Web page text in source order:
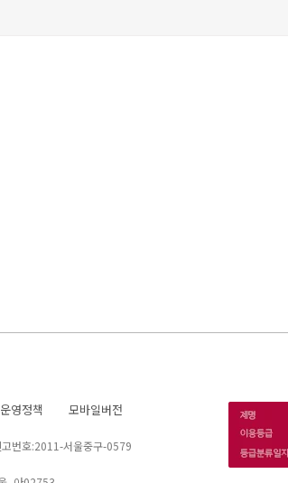
운영정책 모바일버전
번호:2011-서울중구-0579